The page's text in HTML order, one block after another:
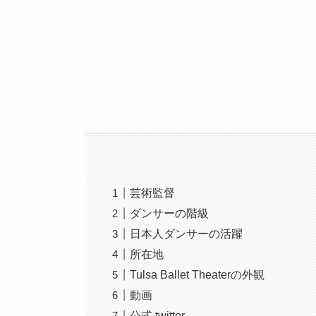
芸術監督
ダンサーの階級
日本人ダンサーの活躍
所在地
Tulsa Ballet Theaterの外観
動画